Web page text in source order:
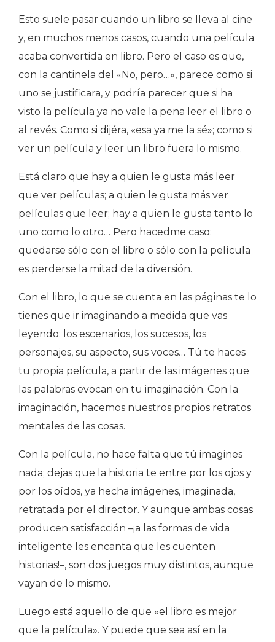
Esto suele pasar cuando un libro se lleva al cine
y, en muchos menos casos, cuando una película
acaba convertida en libro. Pero el caso es que,
con la cantinela del «No, pero…», parece como si
uno se justificara, y podría parecer que si ha
visto la película ya no vale la pena leer el libro o
al revés. Como si dijéra, «esa ya me la sé»; como si
ver un película y leer un libro fuera lo mismo.
Está claro que hay a quien le gusta más leer
que ver películas; a quien le gusta más ver
películas que leer; hay a quien le gusta tanto lo
uno como lo otro… Pero hacedme caso:
quedarse sólo con el libro o sólo con la película
es perderse la mitad de la diversión.
Con el libro, lo que se cuenta en las páginas te lo
tienes que ir imaginando a medida que vas
leyendo: los escenarios, los sucesos, los
personajes, su aspecto, sus voces… Tú te haces
tu propia película, a partir de las imágenes que
las palabras evocan en tu imaginación. Con la
imaginación, hacemos nuestros propios retratos
mentales de las cosas.
Con la película, no hace falta que tú imagines
nada; dejas que la historia te entre por los ojos y
por los oídos, ya hecha imágenes, imaginada,
retratada por el director. Y aunque ambas cosas
producen satisfacción –¡a las formas de vida
inteligente les encanta que les cuenten
historias!–, son dos juegos muy distintos, aunque
vayan de lo mismo.
Luego está aquello de que «el libro es mejor
que la película». Y puede que sea así en la